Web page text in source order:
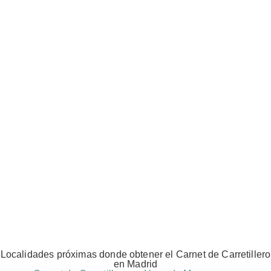
Localidades próximas donde obtener el Carnet de Carretillero
en Madrid